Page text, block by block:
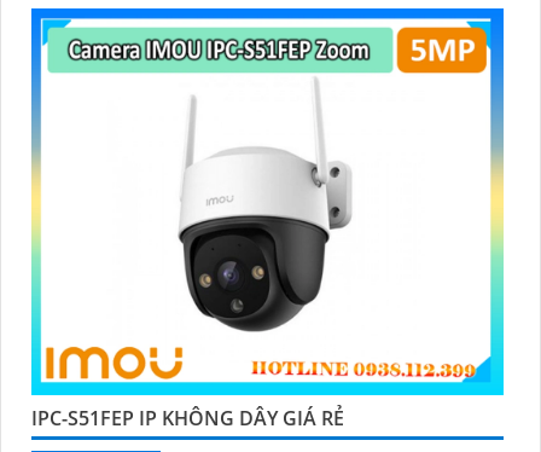
IPC-S51FEP IP KHÔNG DÂY GIÁ RẺ